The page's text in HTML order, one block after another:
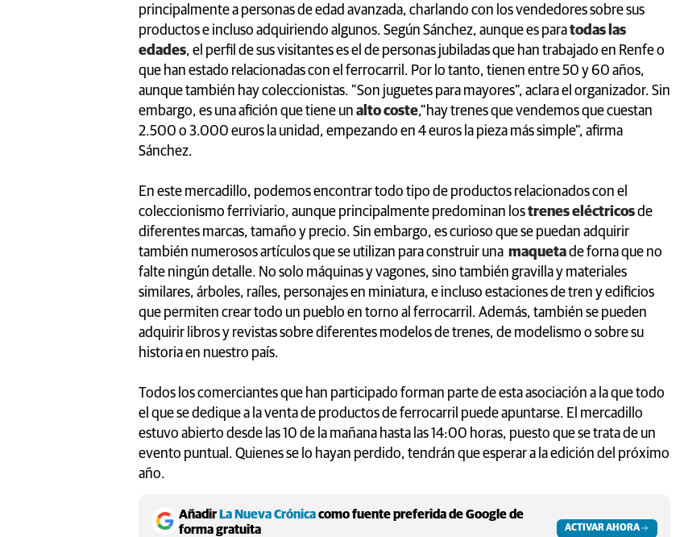
principalmente a personas de edad avanzada, charlando con los vendedores sobre sus
productos e incluso adquiriendo algunos. Según Sánchez, aunque es paratodas las
edades, el perfil de sus visitantes es el de personas jubiladas que han trabajado en Renfe o
que han estado relacionadas con el ferrocarril. Por lo tanto, tienen entre 50 y 60 años,
aunque también hay coleccionistas. "Son juguetes para mayores", aclara el organizador. Sin
embargo, es una afición que tiene un alto coste,"hay trenes que vendemos que cuestan
2.500 o 3.000 euros la unidad, empezando en 4 euros la pieza más simple", afirma
Sánchez.
En este mercadillo, podemos encontrar todo tipo de productos relacionados con el
coleccionismo ferriviario, aunque principalmente predominan lostrenes eléctricosde
diferentes marcas, tamaño y precio. Sin embargo, es curioso que se puedan adquirir
también numerosos artículos que se utilizan para construir una maquetade forna que no
falte ningún detalle. No solo máquinas y vagones, sino también gravilla y materiales
similares, árboles, raíles, personajes en miniatura, e incluso estaciones de tren y edificios
que permiten crear todo un pueblo en torno al ferrocarril. Además, también se pueden
adquirir libros y revistas sobre diferentes modelos de trenes, de modelismo o sobre su
historia en nuestro país.
Todos los comerciantes que han participado forman parte de esta asociación a la que todo
el que se dedique a la venta de productos de ferrocarril puede apuntarse. El mercadillo
estuvo abierto desde las 10 de la mañana hasta las 14:00 horas, puesto que se trata de un
evento puntual. Quienes se lo hayan perdido, tendrán que esperar a la edición del próximo
año.
AñadirLa Nueva Crónicacomo fuente preferida de Google de
forma gratuita
ACTIVAR AHORA